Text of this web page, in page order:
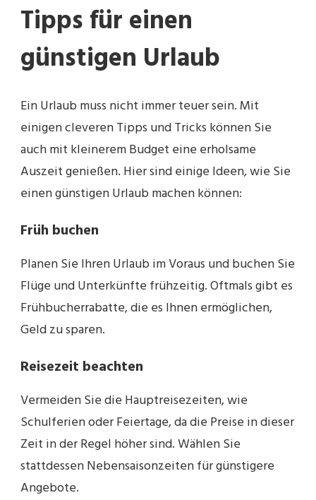
URLAUB:
GÜNSTIG
REISEN
SPAREN
Tipps für einen
günstigen Urlaub
Ein Urlaub muss nicht immer teuer sein. Mit
einigen cleveren Tipps und Tricks können Sie
auch mit kleinerem Budget eine erholsame
Auszeit genießen. Hier sind einige Ideen, wie Sie
einen günstigen Urlaub machen können:
Früh buchen
Planen Sie Ihren Urlaub im Voraus und buchen Sie
Flüge und Unterkünfte frühzeitig. Oftmals gibt es
Frühbucherrabatte, die es Ihnen ermöglichen,
Geld zu sparen.
Reisezeit beachten
Vermeiden Sie die Hauptreisezeiten, wie
Schulferien oder Feiertage, da die Preise in dieser
Zeit in der Regel höher sind. Wählen Sie
stattdessen Nebensaisonzeiten für günstigere
Angebote.